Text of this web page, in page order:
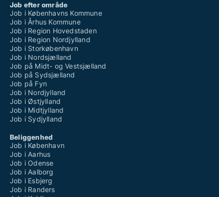
Job efter område
Job i Københavns Kommune
Job i Århus Kommune
Job i Region Hovedstaden
Job i Region Nordjylland
Job i Storkøbenhavn
Job i Nordsjælland
Job på Midt- og Vestsjælland
Job på Sydsjælland
Job på Fyn
Job i Nordjylland
Job i Østjylland
Job i Midtjylland
Job i Sydjylland
Beliggenhed
Job i København
Job i Aarhus
Job i Odense
Job i Aalborg
Job i Esbjerg
Job i Randers